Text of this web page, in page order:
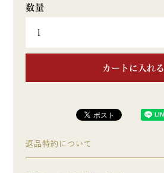
カートに入れる
返品特約について